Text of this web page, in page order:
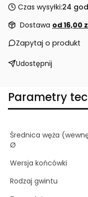
Czas wysyłki:24
Dostawa od 16,00
Zapytaj o produkt
Udostępnij
Parametry
Średnica węża
Ø
Wersja końcówki
Rodzaj gwintu